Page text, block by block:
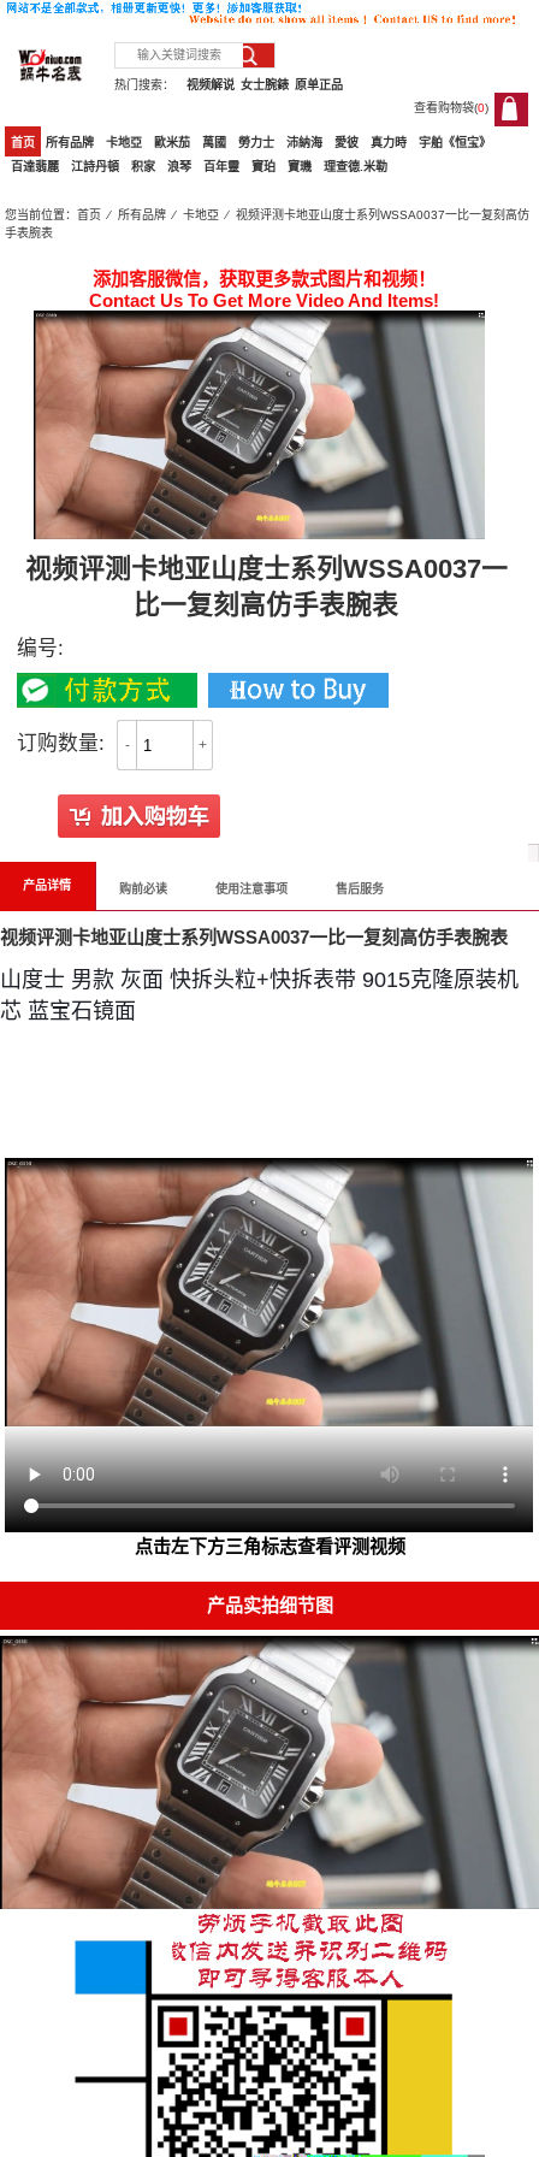
热门搜索： 原单正品
女士腕錶
视频解说
查看购物袋(0)
0
首页 所有品牌 卡地亞 歐米茄 萬國 勞力士 沛納海 愛彼 真力時
宇舶《恒宝》
百達翡麗
江詩丹頓 积家 浪琴 百年靈 寶珀 寶璣 理查德.米勒
您当前位置：首页 ⁄所有品牌 ⁄卡地亞 ⁄ 视频评测卡地亚山度士系列WSSA0037一比一复刻高仿
手表腕表
添加客服微信，获取更多款式图片和视频！
Contact Us To Get More Video And Items!
视频评测卡地亚山度士系列WSSA0037一
比一复刻高仿手表腕表
编号:
订购数量: - +
产品详情 购前必读 使用注意事项 售后服务
视频评测卡地亚山度士系列WSSA0037一比一复刻高仿手表腕表
山度士 男款 灰面 快拆头粒+快拆表带 9015克隆原装机
芯 蓝宝石镜面
点击左下方三角标志查看评测视频
产品实拍细节图